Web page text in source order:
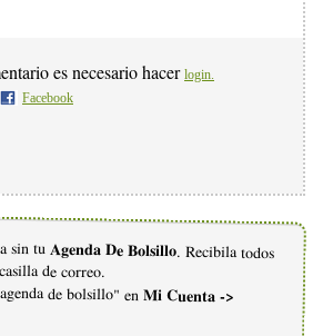
es necesario hacer login.
Facebook
sin tu Agenda De Bolsillo. Recibila todos
de correo.
de bolsillo" en Mi Cuenta ->